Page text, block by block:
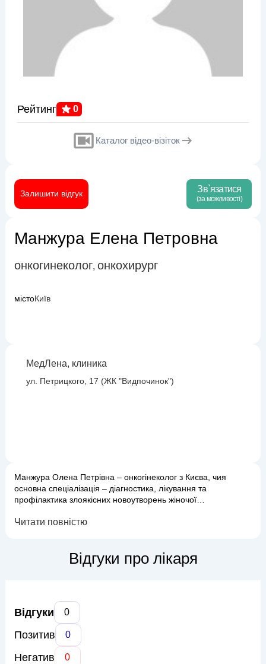
Рейтинг 0
Каталог відео-візіток
Залишити відгук Зв`язатися
(за можливості)
Манжура Елена Петровна
онкогинеколог, онкохирург
містоКиїв
МедЛена, клиника
ул. Петрицкого, 17 (ЖК "Видпочинок")
Манжура Олена Петрівна – онкогінеколог з Києва, чия
основна спеціалізація – діагностика, лікування та
профілактика злоякісних новоутворень жіночої
комплексний та індивідуальний підхід до кожної пацієнтки,
лікування раку шийки матки, тіла матки, ...
Читати повністю
Відгуки про лікаря
Відгуки 0
Позитив 0
Негатив 0